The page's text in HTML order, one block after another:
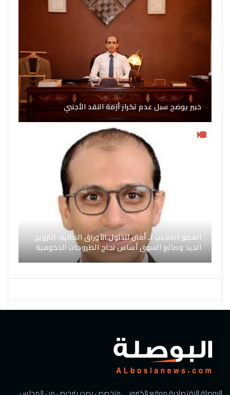
خبير يوضح سبل عدم تكرار أزمة النقد الأجنبي
العضو المنتدب لـ أمان لتداول الأوراق المالية: الترويج
الجيد وصانع السوق أساس نجاح الطروحات الحكومية